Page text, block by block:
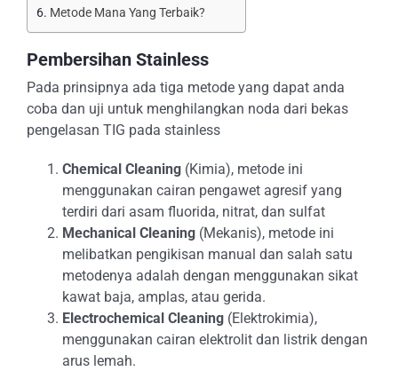
Metode Mana Yang Terbaik?
Pembersihan Stainless
Pada prinsipnya ada tiga metode yang dapat anda
coba dan uji untuk menghilangkan noda dari bekas
pengelasan TIG pada stainless
Chemical Cleaning (Kimia), metode ini
menggunakan cairan pengawet agresif yang
terdiri dari asam fluorida, nitrat, dan sulfat
Mechanical Cleaning (Mekanis), metode ini
melibatkan pengikisan manual dan salah satu
metodenya adalah dengan menggunakan sikat
kawat baja, amplas, atau gerida.
Electrochemical Cleaning (Elektrokimia),
menggunakan cairan elektrolit dan listrik dengan
arus lemah.